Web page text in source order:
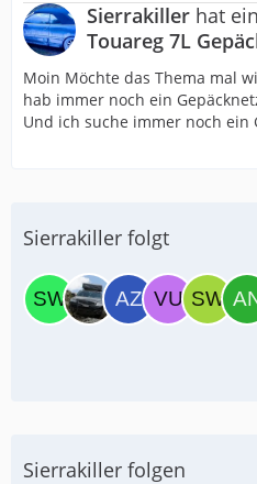
Sierrakiller hat
Touareg 7L
Moin Möchte das Thema mal
hab immer noch ein
Und ich suche immer noch ein
Sierrakiller folgt
Sierrakiller folgen